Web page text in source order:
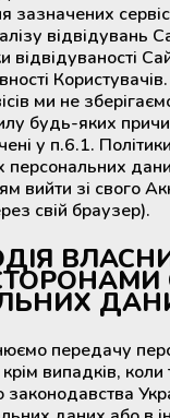
зазначених
відвідувань
відвідуваності
ми не
будь-яких
у п.6.1.
персональних
вийти зі свого
свій браузер).
передачу
випадків,